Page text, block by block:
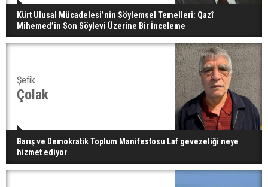
Kürt Ulusal Mücadelesi’nin Söylemsel Temelleri: Qazî
Mihemed’in Son Söylevi Üzerine Bir İnceleme
Şefik
Çolak
Barış ve Demokratik Toplum Manifestosu Laf gevezeliği neye
hizmet ediyor